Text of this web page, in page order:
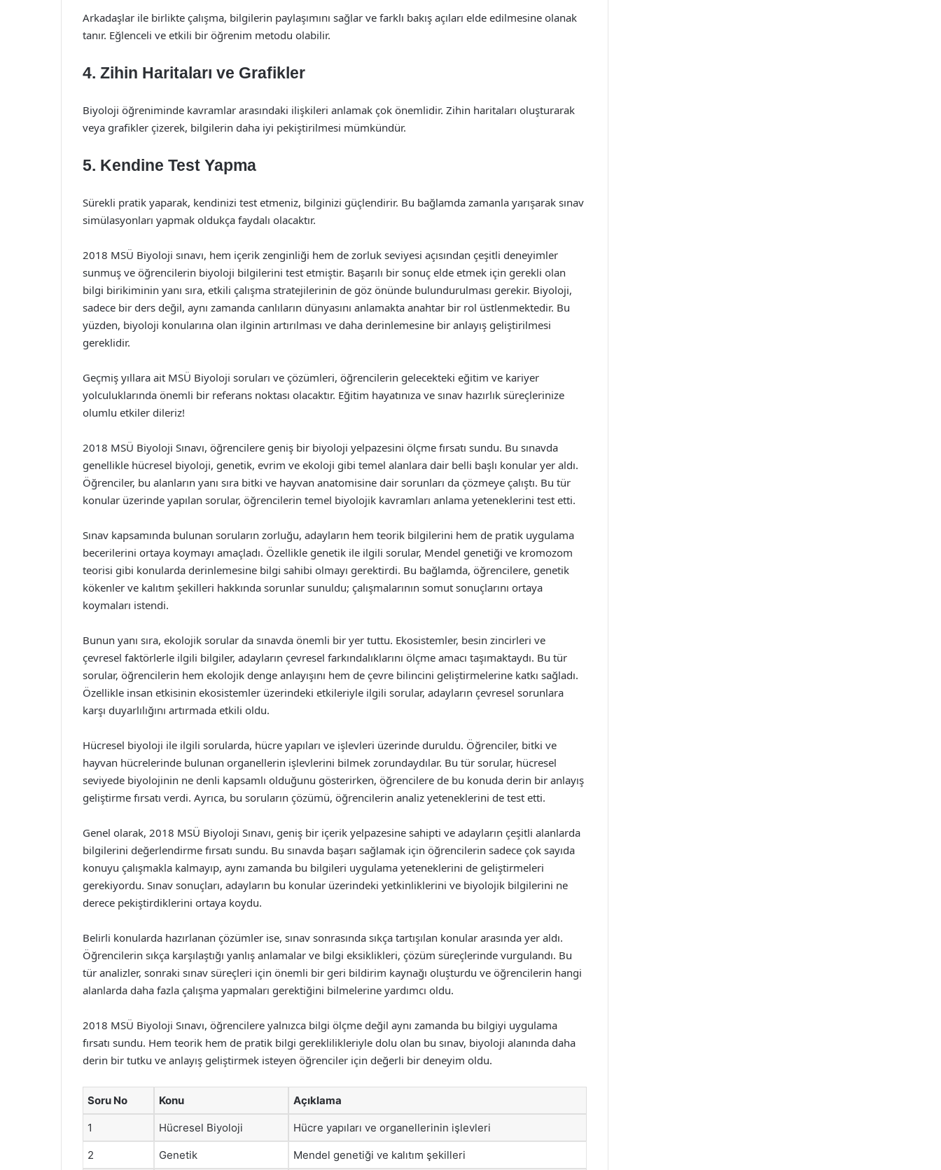
Arkadaşlar ile birlikte çalışma, bilgilerin paylaşımını sağlar ve farklı bakış açıları elde edilmesine olanak
tanır. Eğlenceli ve etkili bir öğrenim metodu olabilir.
4. Zihin Haritaları ve Grafikler
Biyoloji öğreniminde kavramlar arasındaki ilişkileri anlamak çok önemlidir. Zihin haritaları oluşturarak
veya grafikler çizerek, bilgilerin daha iyi pekiştirilmesi mümkündür.
5. Kendine Test Yapma
Sürekli pratik yaparak, kendinizi test etmeniz, bilginizi güçlendirir. Bu bağlamda zamanla yarışarak sınav
simülasyonları yapmak oldukça faydalı olacaktır.
2018 MSÜ Biyoloji sınavı, hem içerik zenginliği hem de zorluk seviyesi açısından çeşitli deneyimler
sunmuş ve öğrencilerin biyoloji bilgilerini test etmiştir. Başarılı bir sonuç elde etmek için gerekli olan
bilgi birikiminin yanı sıra, etkili çalışma stratejilerinin de göz önünde bulundurulması gerekir. Biyoloji,
sadece bir ders değil, aynı zamanda canlıların dünyasını anlamakta anahtar bir rol üstlenmektedir. Bu
yüzden, biyoloji konularına olan ilginin artırılması ve daha derinlemesine bir anlayış geliştirilmesi
gereklidir.
Geçmiş yıllara ait MSÜ Biyoloji soruları ve çözümleri, öğrencilerin gelecekteki eğitim ve kariyer
yolculuklarında önemli bir referans noktası olacaktır. Eğitim hayatınıza ve sınav hazırlık süreçlerinize
olumlu etkiler dileriz!
2018 MSÜ Biyoloji Sınavı, öğrencilere geniş bir biyoloji yelpazesini ölçme fırsatı sundu. Bu sınavda
genellikle hücresel biyoloji, genetik, evrim ve ekoloji gibi temel alanlara dair belli başlı konular yer aldı.
Öğrenciler, bu alanların yanı sıra bitki ve hayvan anatomisine dair sorunları da çözmeye çalıştı. Bu tür
konular üzerinde yapılan sorular, öğrencilerin temel biyolojik kavramları anlama yeteneklerini test etti.
Sınav kapsamında bulunan soruların zorluğu, adayların hem teorik bilgilerini hem de pratik uygulama
becerilerini ortaya koymayı amaçladı. Özellikle genetik ile ilgili sorular, Mendel genetiği ve kromozom
teorisi gibi konularda derinlemesine bilgi sahibi olmayı gerektirdi. Bu bağlamda, öğrencilere, genetik
kökenler ve kalıtım şekilleri hakkında sorunlar sunuldu; çalışmalarının somut sonuçlarını ortaya
koymaları istendi.
Bunun yanı sıra, ekolojik sorular da sınavda önemli bir yer tuttu. Ekosistemler, besin zincirleri ve
çevresel faktörlerle ilgili bilgiler, adayların çevresel farkındalıklarını ölçme amacı taşımaktaydı. Bu tür
sorular, öğrencilerin hem ekolojik denge anlayışını hem de çevre bilincini geliştirmelerine katkı sağladı.
Özellikle insan etkisinin ekosistemler üzerindeki etkileriyle ilgili sorular, adayların çevresel sorunlara
karşı duyarlılığını artırmada etkili oldu.
Hücresel biyoloji ile ilgili sorularda, hücre yapıları ve işlevleri üzerinde duruldu. Öğrenciler, bitki ve
hayvan hücrelerinde bulunan organellerin işlevlerini bilmek zorundaydılar. Bu tür sorular, hücresel
seviyede biyolojinin ne denli kapsamlı olduğunu gösterirken, öğrencilere de bu konuda derin bir anlayış
geliştirme fırsatı verdi. Ayrıca, bu soruların çözümü, öğrencilerin analiz yeteneklerini de test etti.
Genel olarak, 2018 MSÜ Biyoloji Sınavı, geniş bir içerik yelpazesine sahipti ve adayların çeşitli alanlarda
bilgilerini değerlendirme fırsatı sundu. Bu sınavda başarı sağlamak için öğrencilerin sadece çok sayıda
konuyu çalışmakla kalmayıp, aynı zamanda bu bilgileri uygulama yeteneklerini de geliştirmeleri
gerekiyordu. Sınav sonuçları, adayların bu konular üzerindeki yetkinliklerini ve biyolojik bilgilerini ne
derece pekiştirdiklerini ortaya koydu.
Belirli konularda hazırlanan çözümler ise, sınav sonrasında sıkça tartışılan konular arasında yer aldı.
Öğrencilerin sıkça karşılaştığı yanlış anlamalar ve bilgi eksiklikleri, çözüm süreçlerinde vurgulandı. Bu
tür analizler, sonraki sınav süreçleri için önemli bir geri bildirim kaynağı oluşturdu ve öğrencilerin hangi
alanlarda daha fazla çalışma yapmaları gerektiğini bilmelerine yardımcı oldu.
2018 MSÜ Biyoloji Sınavı, öğrencilere yalnızca bilgi ölçme değil aynı zamanda bu bilgiyi uygulama
fırsatı sundu. Hem teorik hem de pratik bilgi gereklilikleriyle dolu olan bu sınav, biyoloji alanında daha
derin bir tutku ve anlayış geliştirmek isteyen öğrenciler için değerli bir deneyim oldu.
Soru No Konu Açıklama
1 Hücresel Biyoloji Hücre yapıları ve organellerinin işlevleri
2 Genetik Mendel genetiği ve kalıtım şekilleri